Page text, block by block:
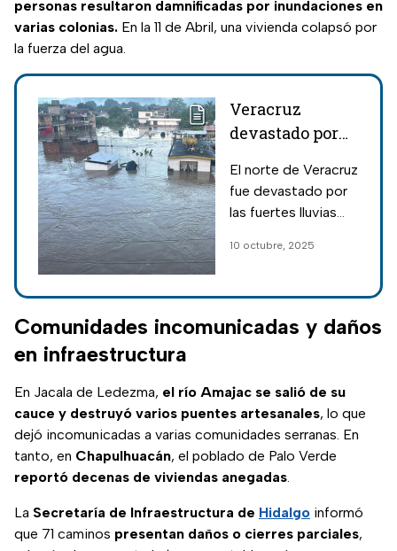
personas resultaron damnificadas por inundaciones en
varias colonias. En la 11 de Abril, una vivienda colapsó por
la fuerza del agua.
Veracruz
devastado por
inundaciones
en Poza Rica;
emergencia y
ayuda
El norte de Veracruz
fue devastado por
las fuertes lluvias
río Cazones que
y Álamo; reportan
fallas eléctricas.
10 octubre, 2025
Comunidades incomunicadas y daños
en infraestructura
En Jacala de Ledezma, el río Amajac se salió de su
cauce y destruyó varios puentes artesanales, lo que
dejó incomunicadas a varias comunidades serranas. En
tanto, en Chapulhuacán, el poblado de Palo Verde
reportó decenas de viviendas anegadas.
La Secretaría de Infraestructura de Hidalgo informó
que 71 caminos presentan daños o cierres parciales,